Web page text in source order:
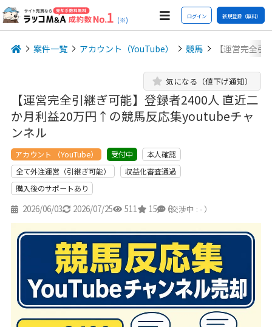
(※) ログイン 新規登録（無料）
案件一覧 アカウント（YouTube） 競馬 【運営完全
【運営完全引継ぎ可能】登録者2400人 直近二
か月利益20万円↑の競馬反応集youtubeチャ
ンネル
気になる（値下げ通知）
アカウント （YouTube） 受付中
本人確認
全て外注運営（引継ぎ可能）
収益化審査通過
購入後のサポートあり
2026/06/03 2026/07/25 511 15 8
（交渉中 : - ）